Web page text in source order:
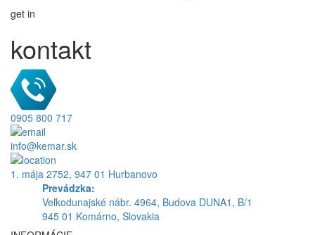
get in
kontakt
0905 800 717
info@kemar.sk
1. mája 2752, 947 01 Hurbanovo
Prevádzka:
Veľkodunajské nábr. 4964, Budova DUNA1, B/1
945 01 Komárno, Slovakia